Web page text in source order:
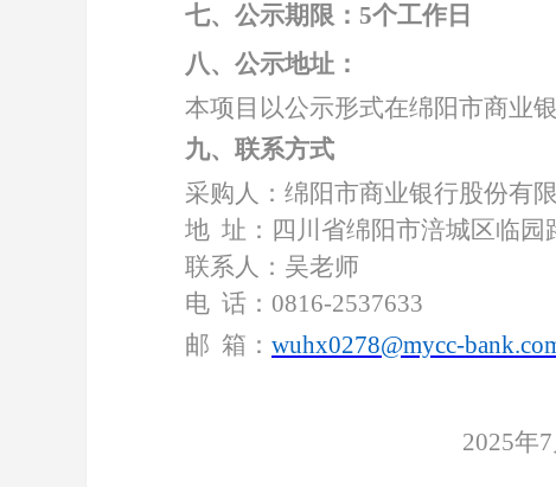
七、公示期限： 5个工作日
八、公示地址：
本项目以公示形式在绵阳市商业
九、联系方式
采购人：绵阳市商业银行股份有
地 址：四川省绵阳市涪城区临园
联系人：吴老师
电 话： 0816-2537633
邮 箱： wuhx0278@mycc-
2025年7